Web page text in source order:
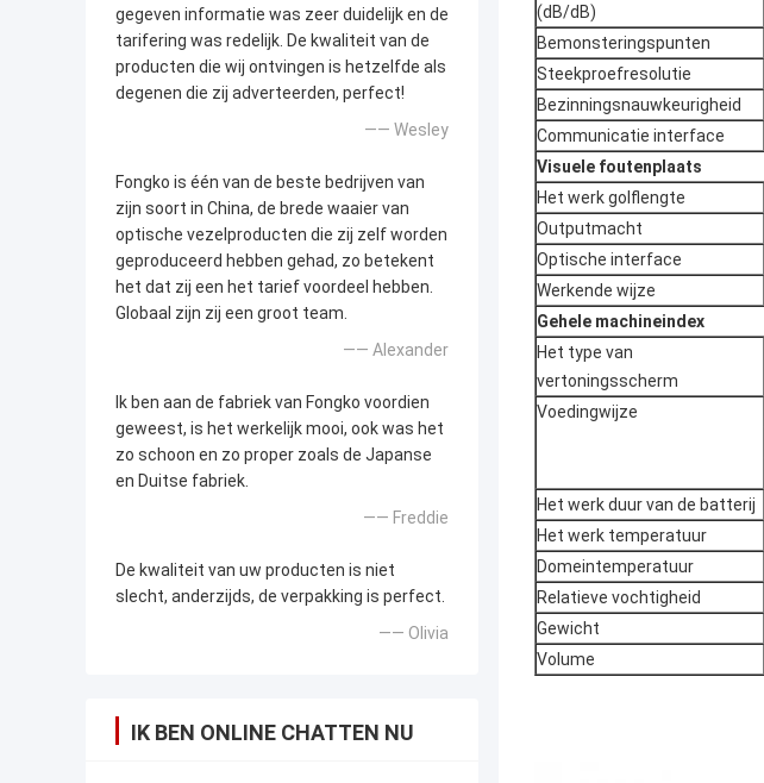
gegeven informatie was zeer duidelijk en de
tarifering was redelijk. De kwaliteit van de
producten die wij ontvingen is hetzelfde als
degenen die zij adverteerden, perfect!
—— Wesley
Fongko is één van de beste bedrijven van
zijn soort in China, de brede waaier van
optische vezelproducten die zij zelf worden
geproduceerd hebben gehad, zo betekent
het dat zij een het tarief voordeel hebben.
Globaal zijn zij een groot team.
—— Alexander
Ik ben aan de fabriek van Fongko voordien
geweest, is het werkelijk mooi, ook was het
zo schoon en zo proper zoals de Japanse
en Duitse fabriek.
—— Freddie
De kwaliteit van uw producten is niet
slecht, anderzijds, de verpakking is perfect.
—— Olivia
IK BEN ONLINE CHATTEN NU
(dB/dB)
Bemonsteringspunten
Steekproefresolutie
Bezinningsnauwkeurigheid
Communicatie interface
Visuele foutenplaats
Het werk golflengte
Outputmacht
Optische interface
Werkende wijze
Gehele machineindex
Het type van
vertoningsscherm
Voedingwijze
Het werk duur van de batterij
Het werk temperatuur
Domeintemperatuur
Relatieve vochtigheid
Gewicht
Volume